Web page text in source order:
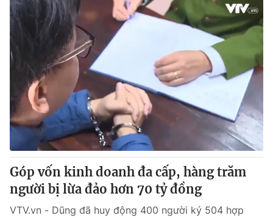
Góp vốn kinh doanh đa cấp, hàng trăm
người bị lừa đảo hơn 70 tỷ đồng
VTV.vn - Dũng đã huy động 400 người ký 504 hợp